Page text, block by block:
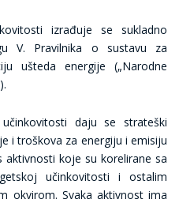
izrađuje se sukladno
V. Pravilnika o sustavu za
ušteda energije („Narodne
daju se strateški
i troškova za energiju i emisiju
koje su korelirane sa
učinkovitosti i ostalim
okvirom. Svaka aktivnost ima